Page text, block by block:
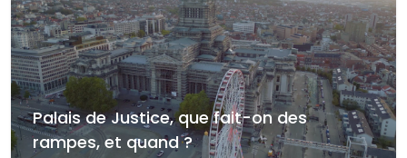
Palais de Justice, que fait-on des
rampes, et quand ?